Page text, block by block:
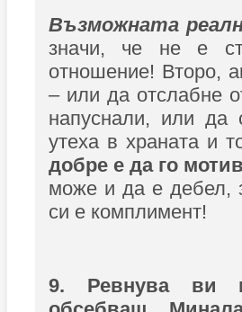
Възможната
значи, че не е
отношение! Второ,
– или да отслабне
напуснали, или да
утеха в храната и
добре е да го
може и да е дебел,
си е комплимент!
9. Ревнува ви